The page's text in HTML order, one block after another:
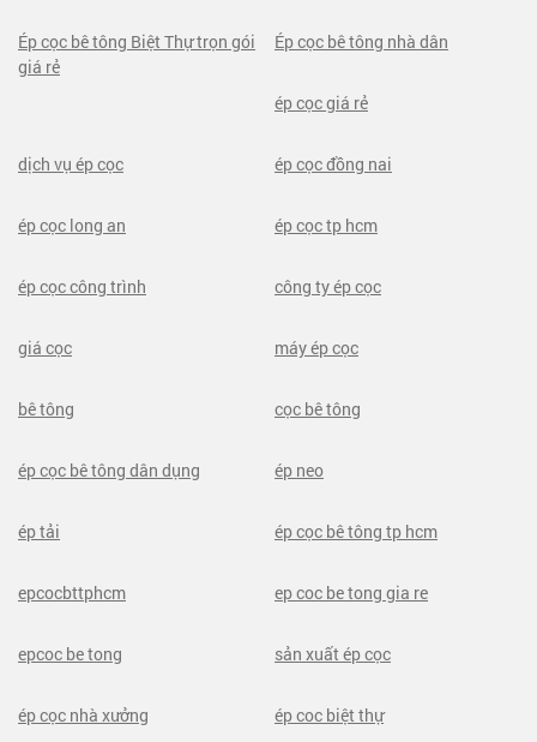
Ép cọc bê tông Biệt Thự trọn gói
giá rẻ
Ép cọc bê tông nhà dân
ép cọc giá rẻ
dịch vụ ép cọc ép cọc đồng nai
ép cọc long an ép cọc tp hcm
ép cọc công trình công ty ép cọc
giá cọc máy ép cọc
bê tông cọc bê tông
ép cọc bê tông dân dụng ép neo
ép tải ép cọc bê tông tp hcm
epcocbttphcm ep coc be tong gia re
epcoc be tong sản xuất ép cọc
ép cọc nhà xưởng ép coc biệt thự